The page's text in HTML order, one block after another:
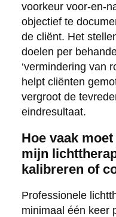
voorkeur voor-en-
objectief te
de cliënt. Het
doelen per
‘vermindering van
helpt cliënten
vergroot de
eindresultaat.
Hoe vaak
mijn
kalibreren of
Professionele
minimaal één keer